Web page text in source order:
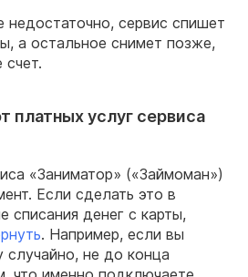
недостаточно, сервис спишет
а остальное снимет позже,
счет.
платных услуг сервиса
«Заниматор» («Займоман»)
Если сделать это в
списания денег с карты,
. Например, если вы
не до конца